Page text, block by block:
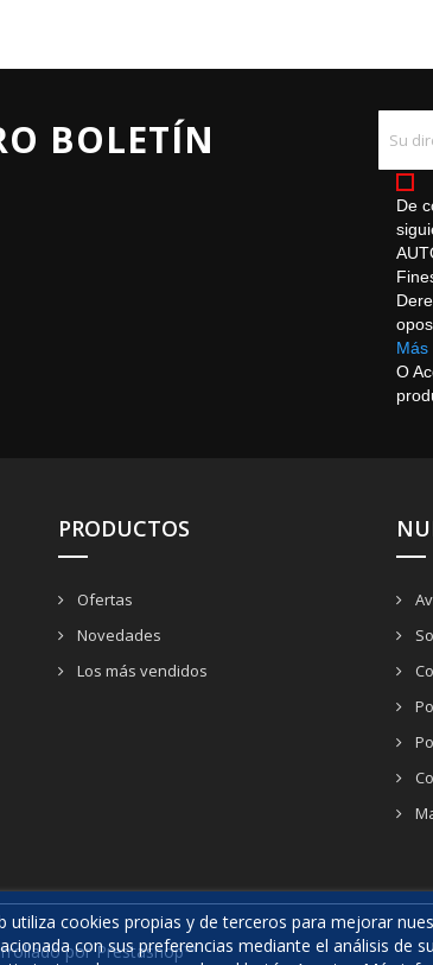
BOLETÍN
De
Más
O
PRODUCTOS
Ofertas
Novedades
Los más vendidos
utiliza cookies propias y de terceros para mejorar
con sus preferencias mediante el análisis de
por Prestashop™